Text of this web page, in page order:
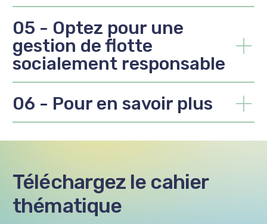
05 - Optez pour une
gestion de flotte
socialement responsable
06 - Pour en savoir plus
Téléchargez le cahier
thématique